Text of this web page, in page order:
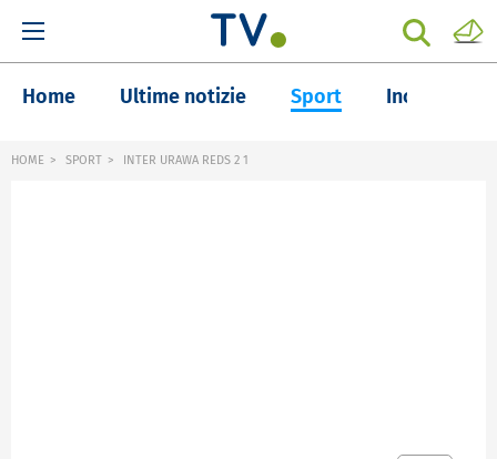
Home Ultime notizie Sport Inchieste
HOME SPORT INTER URAWA REDS 2 1